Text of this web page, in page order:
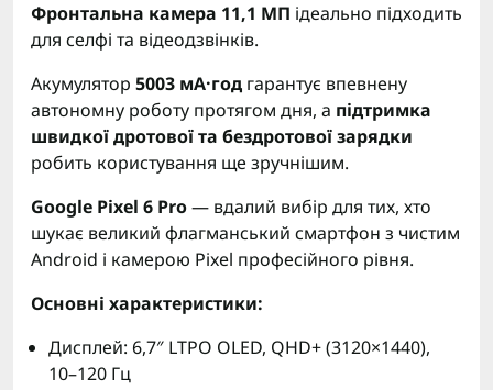
Фронтальна камера 11,1 МП ідеально підходить
для селфі та відеодзвінків.
Акумулятор 5003 мА·год гарантує впевнену
автономну роботу протягом дня, а підтримка
швидкої дротової та бездротової зарядки
робить користування ще зручнішим.
Google Pixel 6 Pro— вдалий вибір для тих, хто
шукає великий флагманський смартфон з чистим
Android і камерою Pixel професійного рівня.
Основні характеристики:
Дисплей: 6,7″ LTPO OLED, QHD+ (3120×1440),
10–120 Гц